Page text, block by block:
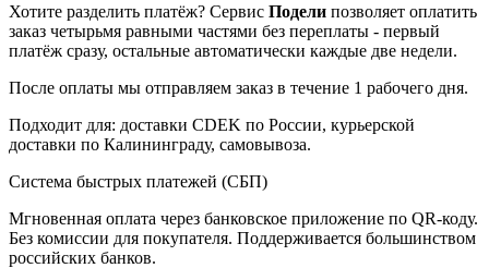
Хотите разделить платёж? Сервис Подели позволяет оплатить
заказ четырьмя равными частями без переплаты - первый
платёж сразу, остальные автоматически каждые две недели.
После оплаты мы отправляем заказ в течение 1 рабочего дня.
Подходит для: доставки CDEK по России, курьерской
доставки по Калининграду, самовывоза.
Система быстрых платежей (СБП)
Мгновенная оплата через банковское приложение по QR-коду.
Без комиссии для покупателя. Поддерживается большинством
российских банков.